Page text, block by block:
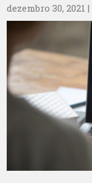
dezembro 30, 2021 |